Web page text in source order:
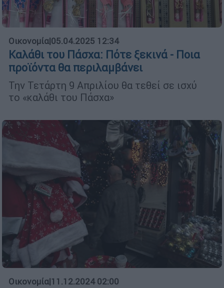
Οικονομία|05.04.2025 12:34
Καλάθι του Πάσχα: Πότε ξεκινά - Ποια
προϊόντα θα περιλαμβάνει
Την Τετάρτη 9 Απριλίου θα τεθεί σε ισχύ
το «καλάθι του Πάσχα»
Οικονομία|11.12.2024 02:00